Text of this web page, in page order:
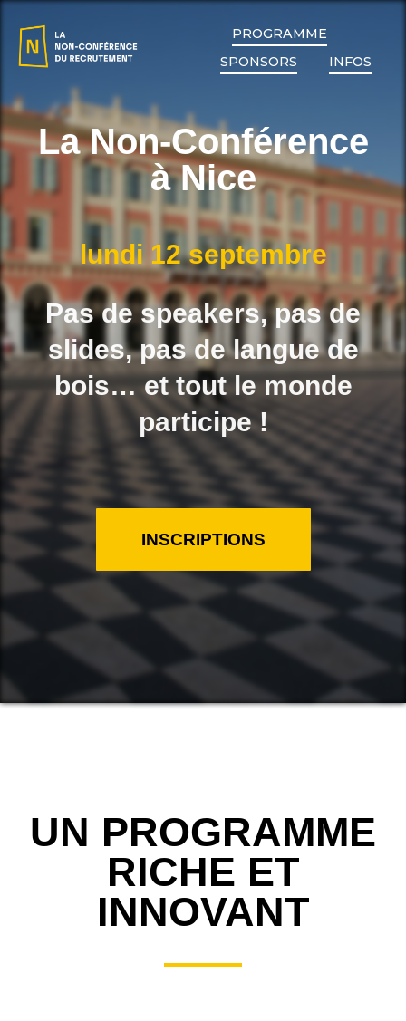
PROGRAMME
SPONSORS
INFOS
La Non-Conférence
à Nice
lundi 12 septembre
Pas de speakers, pas de
slides, pas de langue de
bois… et tout le monde
participe !
INSCRIPTIONS
UN PROGRAMME
RICHE ET
INNOVANT